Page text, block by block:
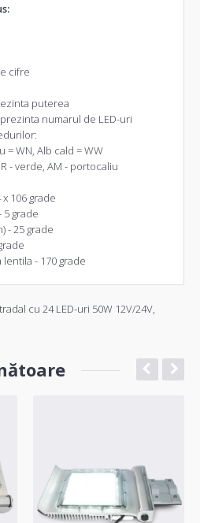
cifre
puterea
numarul de LED-uri
= WN, Alb cald = WW
- verde, AM - portocaliu
106 grade
5 grade
- 25 grade
- 170 grade
cu 24 LED-uri 50W 12V/24V